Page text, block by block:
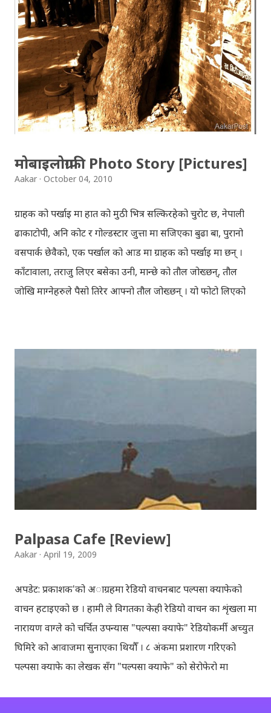
भैलो)- सुरसुधा नोट: यी अपलोड गरिएका गितसंगितहरु व्यावसायिक
प्रायोजनको लागि प्रयोग नगर्न आग्रह गर्दछौँ । इन्टरनेटमा भेटिएका
गितहरुलाई हामीले यहाँ एकै ठाउँमा सजिलोको लागि राखिदिएको मात्र
हौँ । तपाई यदि यी गित संगितको सर्जक हुनुहुन्छ र गित संगित यहाँबाट
हटाउनुपर्ने भए जानकारी गराउनुहोला । फेरी एकपटक शुभ दिपावलीको
हार्दिक मंगलमय शुभकामना व्यक्त गर्दछौँ ।
मोबाइलोग्राफी Photo Story [Pictures]
Aakar October 04, 2010
ग्राहक को पर्खाइ मा हात को मुठी भित्र सल्किरहेको चुरोट छ, नेपाली
ढाकाटोपी, अनि कोट र गोल्डस्टार जुत्ता मा सजिएका बुढा बा, पुरानो
वसपार्क छेवैको, एक पर्खाल को आड मा ग्राहक को पर्खाइ मा छन् ।
काँटावाला, तराजु लिएर बसेका उनी, मान्छे को तौल जोख्छन्, तौल
जोखि माग्नेहरुले पैसो तिरेर आफ्नो तौल जोख्छन् । यो फोटो लिएको
चुरोट तान्दै आफैँ मा हराइरहेका झैँ देखिन्थेँ । ढल्किँदो दिन त्रिपुरेश्वर मा
अवस्थित मन्दिर को फोटो खिच्दा, पश्चिम मा सूर्य डुब्न लागिसकेको
थियो । कोलाहाल को बिचमा उभिएको मन्दिर आफू मा चाँहि साह्रै शान्त
उद्देश्य ले यही मन्दिर मा एकछिन अडिएको थिँए । झोलुङ्गे पुल ललितपुर
बालकुमारी मा, मनोहरा खोला माथि रहेको झोलुंङ्गे पुल ! यो फोटो
खिच्दा, मौसम सफा थिएन, हल्का वर्षा भइरहेथ्यो । त्यसदिन केही
साथिहरु को साथ मा, नयाँ वानेश्वर, शंखमुल हुँदै यो झोलुङ्गे पुल तरेर,
Palpasa Cafe [Review]
Aakar April 19, 2009
अपडेट: प्रकाशक'को अाग्रहमा रेडियो वाचनबाट पल्पसा क्याफेको
वाचन हटाइएको छ । हामी ले विगतका केही रेडियो वाचन का शृंखला मा
नारायण वाग्ले को चर्चित उपन्यास "पल्पसा क्याफे" रेडियोकर्मी अच्युत
घिमिरे को आवाजमा सुनाएका थियौँ । ८ अंकमा प्रशारण गरिएको
पल्पसा क्याफे का लेखक सँग "पल्पसा क्याफे" को सेरोफेरो मा